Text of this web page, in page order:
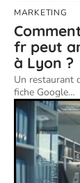
MARKETING
fr peut
à Lyon ?
Un restaurant
fiche Google…